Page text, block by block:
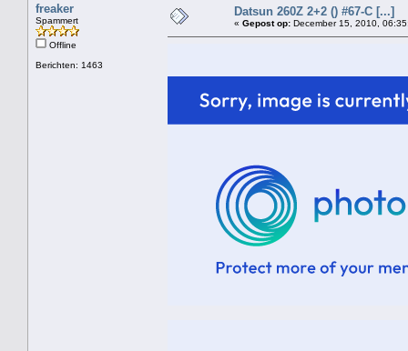
freaker
Spammert
Offline
Berichten: 1463
Datsun 260Z 2+2 () #67-C [...]
« Gepost op: December 15, 2010,